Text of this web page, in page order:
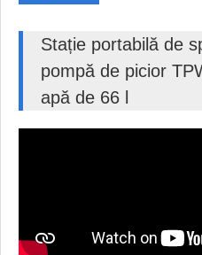
Stație portabilă de
pompă de picior
apă de 66 l